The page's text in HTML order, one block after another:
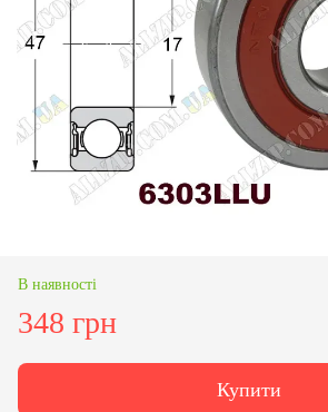
В наявності
348 грн
Купити